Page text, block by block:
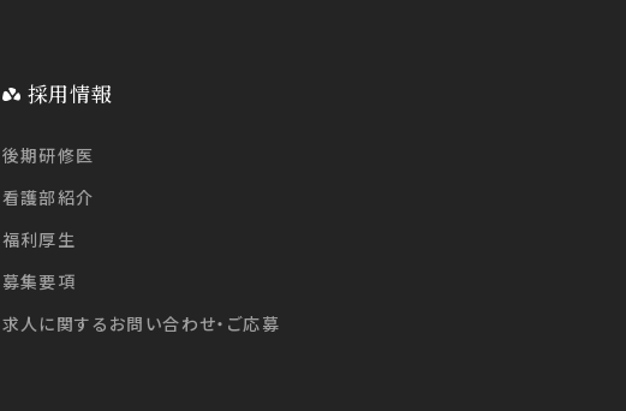
採用情報
後期研修医
看護部紹介
福利厚生
募集要項
求人に関するお問い合わせ・ご応募